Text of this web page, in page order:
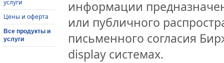
услуги
Цены и оферта
Все продукты и
услуги
информации
или публичного
письменного согласия
display системах.